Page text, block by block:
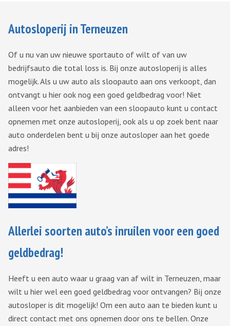
Autosloperij in Terneuzen
Of u nu van uw nieuwe sportauto of wilt of van uw
bedrijfsauto die total loss is. Bij onze autosloperij is alles
mogelijk. Als u uw auto als sloopauto aan ons verkoopt, dan
ontvangt u hier ook nog een goed geldbedrag voor! Niet
alleen voor het aanbieden van een sloopauto kunt u contact
opnemen met onze autosloperij, ook als u op zoek bent naar
auto onderdelen bent u bij onze autosloper aan het goede
adres!
Allerlei soorten auto’s inruilen voor een goed
geldbedrag!
Heeft u een auto waar u graag van af wilt in Terneuzen, maar
wilt u hier wel een goed geldbedrag voor ontvangen? Bij onze
autosloper is dit mogelijk! Om een auto aan te bieden kunt u
direct contact met ons opnemen door ons te bellen. Onze